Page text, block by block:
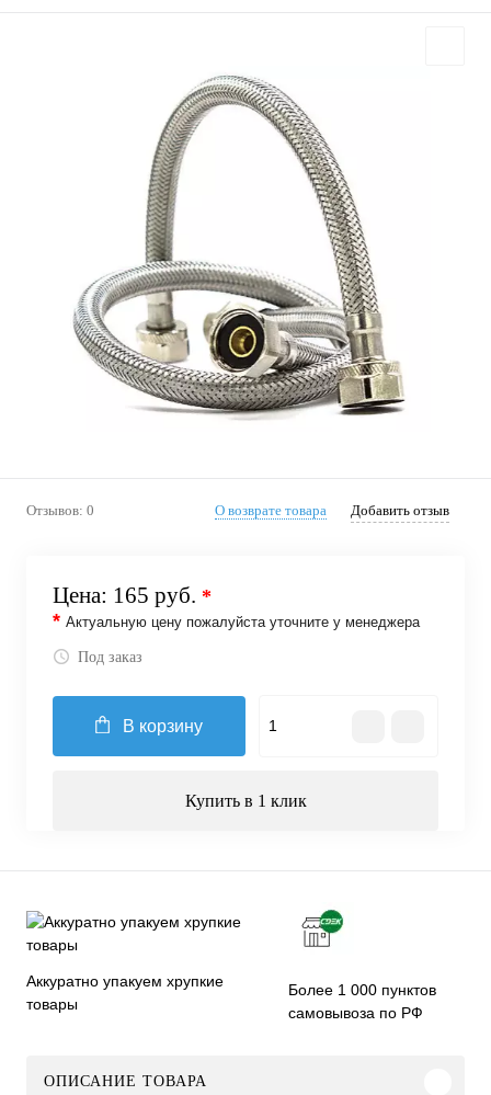
Отзывов: 0 О возврате товара Добавить отзыв
Цена: 165 руб. *
* Актуальную цену пожалуйста уточните у менеджера
Под заказ
В корзину
Купить в 1 клик
Аккуратно упакуем хрупкие
товары
Более 1 000 пунктов
самовывоза по РФ
ОПИСАНИЕ ТОВАРА